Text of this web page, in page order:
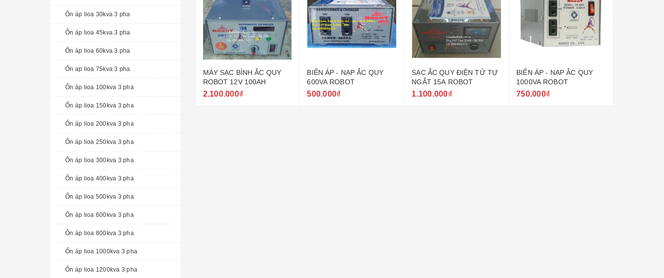
MÁY SẠC BÌNH ẮC QUY
ROBOT 12V 100AH
2.100.000₫
BIẾN ÁP - NẠP ẮC QUY
600VA ROBOT
500.000₫
SẠC ẮC QUY ĐIỆN TỬ TỰ
NGẮT 15A ROBOT
1.100.000₫
BIẾN ÁP - NẠP ẮC QUY
1000VA ROBOT
750.000₫
Ổn áp lioa 30kva 3 pha
Ổn áp lioa 45kva 3 pha
Ổn áp lioa 60kva 3 pha
Ổn ap lioa 75kva 3 pha
Ổn áp lioa 100kva 3 pha
Ổn áp lioa 150kva 3 pha
Ổn áp lioa 200kva 3 pha
Ổn áp lioa 250kva 3 pha
Ổn áp lioa 300kva 3 pha
Ổn áp lioa 400kva 3 pha
Ổn áp lioa 500kva 3 pha
Ổn áp lioa 600kva 3 pha
Ổn áp lioa 800kva 3 pha
Ổn áp lioa 1000kva 3 pha
Ổn áp lioa 1200kva 3 pha